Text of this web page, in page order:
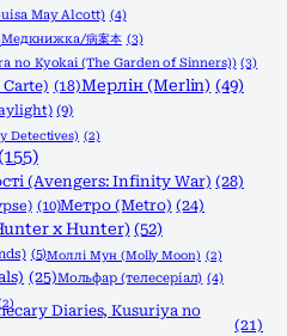
May Alcott) (4)
Медкнижка/病案本 (3)
no Kyokai (The Garden of Sinners)) (3)
Carte) (18)Мерлін (Merlin) (49)
(9)
Detectives) (2)
(155)
(Avengers: Infinity War) (28)
(10)Метро (Metro) (24)
x Hunter) (52)
(5)Моллі Мун (Molly Moon) (2)
(25)Мольфар (телесеріал) (4)
Diaries, Kusuriya no
(21)